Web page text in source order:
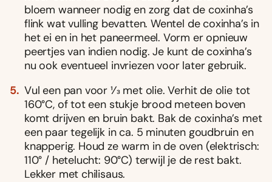
bloem wanneer nodig en zorg dat de coxinha’s
flink wat vulling bevatten. Wentel de coxinha’s in
het ei en in het paneermeel. Vorm er opnieuw
peertjes van indien nodig. Je kunt de coxinha’s
nu ook eventueel invriezen voor later gebruik.
Vul een pan voor 1⁄3 met olie. Verhit de olie tot
160°C, of tot een stukje brood meteen boven
komt drijven en bruin bakt. Bak de coxinha’s met
een paar tegelijk in ca. 5 minuten goudbruin en
knapperig. Houd ze warm in de oven (elektrisch:
110° / hetelucht: 90°C) terwijl je de rest bakt.
Lekker met chilisaus.